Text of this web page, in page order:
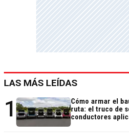
LAS MÁS LEÍDAS
1
Cómo armar el
ruta: el truco de
conductores